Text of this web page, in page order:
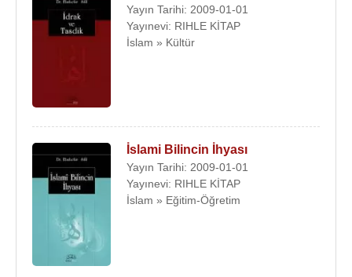
Yayın Tarihi: 2009-01-01
Yayınevi: RIHLE KİTAP
İslam » Kültür
İslami Bilincin İhyası
Yayın Tarihi: 2009-01-01
Yayınevi: RIHLE KİTAP
İslam » Eğitim-Öğretim